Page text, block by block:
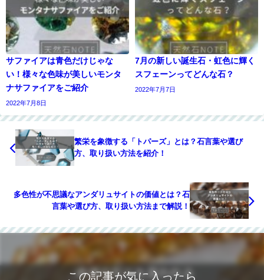
サファイアは青色だけじゃな
い！様々な色味が美しいモンタ
ナサファイアをご紹介
2022年7月8日
7月の新しい誕生石・虹色に輝く
スフェーンってどんな石？
2022年7月7日
繁栄を象徴する「トパーズ」とは？石言葉や選び
方、取り扱い方法を紹介！
多色性が不思議なアンダリュサイトの価値とは？石
言葉や選び方、取り扱い方法まで解説！
この記事が気に入ったら